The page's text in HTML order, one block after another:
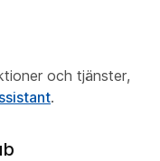
och tjänster,
.